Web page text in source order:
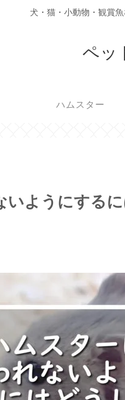
犬・猫・小動物・観賞
ペッ
ハムスター
いようにする